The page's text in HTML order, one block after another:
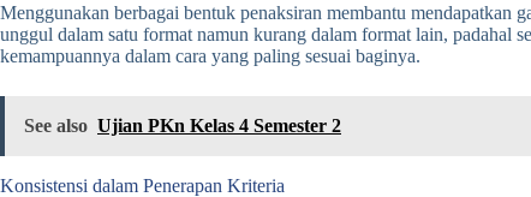
Menggunakan berbagai bentuk penaksiran membantu mendapatkan
unggul dalam satu format namun kurang dalam format lain, padahal
kemampuannya dalam cara yang paling sesuai baginya.
See also Ujian PKn Kelas 4 Semester 2
Konsistensi dalam Penerapan Kriteria